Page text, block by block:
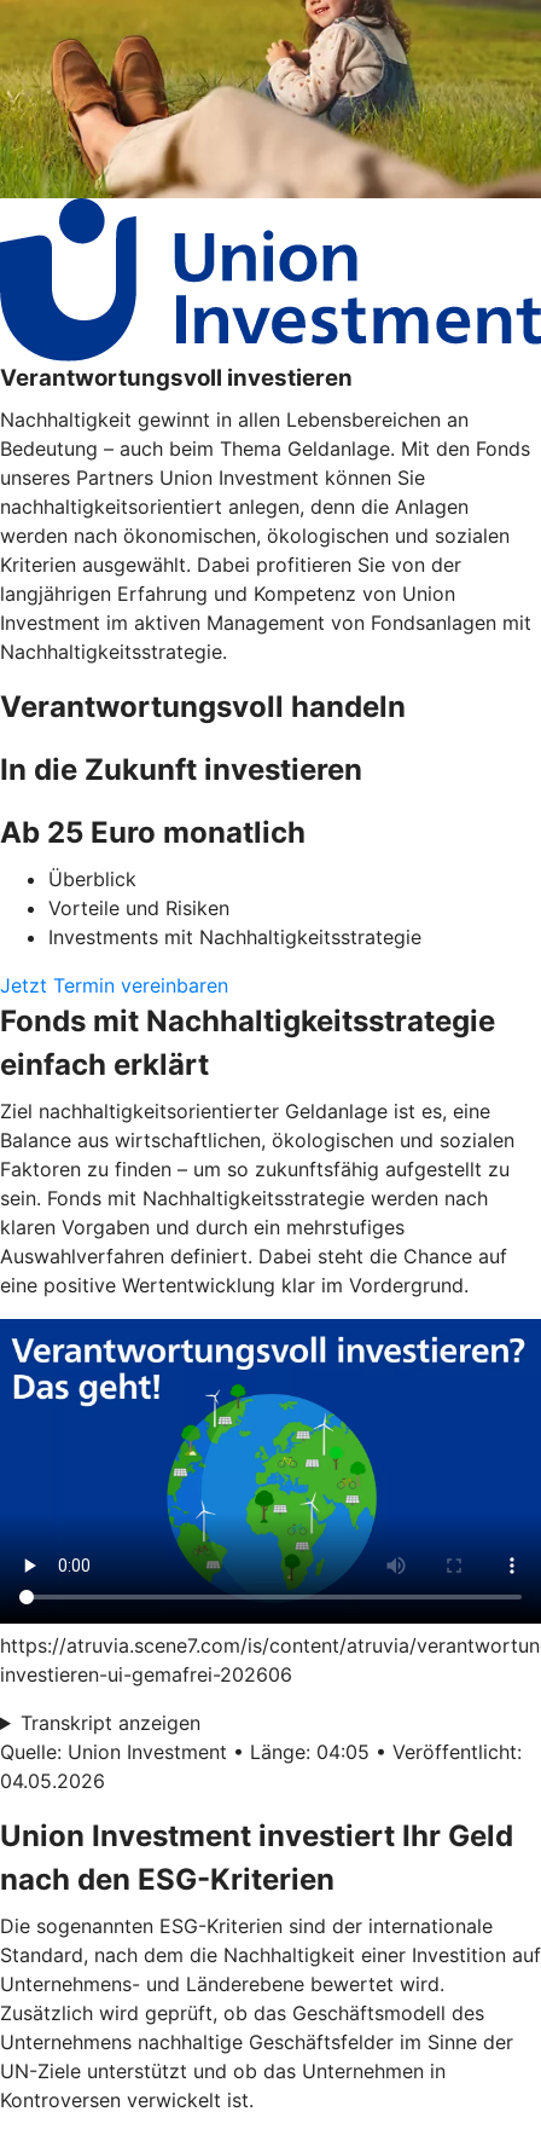
Verantwortungsvoll investieren
Nachhaltigkeit gewinnt in allen Lebensbereichen an
Bedeutung – auch beim Thema Geldanlage. Mit den Fonds
unseres Partners Union Investment können Sie
nachhaltigkeitsorientiert anlegen, denn die Anlagen
werden nach ökonomischen, ökologischen und sozialen
Kriterien ausgewählt. Dabei profitieren Sie von der
langjährigen Erfahrung und Kompetenz von Union
Investment im aktiven Management von Fondsanlagen mit
Nachhaltigkeitsstrategie.
Verantwortungsvoll handeln
In die Zukunft investieren
Ab 25 Euro monatlich
Überblick
Vorteile und Risiken
Investments mit Nachhaltigkeitsstrategie
Jetzt Termin vereinbaren
Fonds mit Nachhaltigkeitsstrategie
einfach erklärt
Ziel nachhaltigkeitsorientierter Geldanlage ist es, eine
Balance aus wirtschaftlichen, ökologischen und sozialen
Faktoren zu finden – um so zukunftsfähig aufgestellt zu
sein. Fonds mit Nachhaltigkeitsstrategie werden nach
klaren Vorgaben und durch ein mehrstufiges
Auswahlverfahren definiert. Dabei steht die Chance auf
eine positive Wertentwicklung klar im Vordergrund.
https://atruvia.scene7.com/is/content/atruvia/
investieren-ui-gemafrei-202606
Transkript anzeigen
Quelle: Union Investment • Länge: 04:05 • Veröffentlicht:
04.05.2026
Union Investment investiert Ihr Geld
nach den ESG-Kriterien
Die sogenannten ESG-Kriterien sind der internationale
Standard, nach dem die Nachhaltigkeit einer Investition auf
Unternehmens- und Länderebene bewertet wird.
Zusätzlich wird geprüft, ob das Geschäftsmodell des
Unternehmens nachhaltige Geschäftsfelder im Sinne der
UN-Ziele unterstützt und ob das Unternehmen in
Kontroversen verwickelt ist.